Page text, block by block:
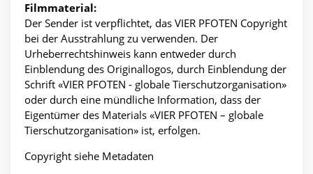
Filmmaterial:
Der Sender ist verpflichtet, das VIER PFOTEN Copyright
bei der Ausstrahlung zu verwenden. Der
Urheberrechtshinweis kann entweder durch
Einblendung des Originallogos, durch Einblendung der
Schrift «VIER PFOTEN - globale Tierschutzorganisation»
oder durch eine mündliche Information, dass der
Eigentümer des Materials «VIER PFOTEN – globale
Tierschutzorganisation» ist, erfolgen.
Copyright siehe Metadaten